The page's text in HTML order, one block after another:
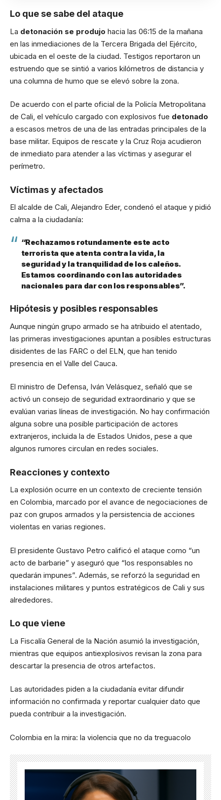
Lo que se sabe del ataque
La detonación se produjo hacia las 06:15 de la mañana
en las inmediaciones de la Tercera Brigada del Ejército,
ubicada en el oeste de la ciudad. Testigos reportaron un
estruendo que se sintió a varios kilómetros de distancia y
una columna de humo que se elevó sobre la zona.
De acuerdo con el parte oficial de la Policía Metropolitana
de Cali, el vehículo cargado con explosivos fue detonado
a escasos metros de una de las entradas principales de la
base militar. Equipos de rescate y la Cruz Roja acudieron
de inmediato para atender a las víctimas y asegurar el
perímetro.
Víctimas y afectados
El alcalde de Cali, Alejandro Eder, condenó el ataque y pidió
calma a la ciudadanía:
“Rechazamos rotundamente este acto
terrorista que atenta contra la vida, la
seguridad y la tranquilidad de los caleños.
Estamos coordinando con las autoridades
nacionales para dar con los responsables”.
Hipótesis y posibles responsables
Aunque ningún grupo armado se ha atribuido el atentado,
las primeras investigaciones apuntan a posibles estructuras
disidentes de las FARC o del ELN, que han tenido
presencia en el Valle del Cauca.
El ministro de Defensa, Iván Velásquez, señaló que se
activó un consejo de seguridad extraordinario y que se
evalúan varias líneas de investigación. No hay confirmación
alguna sobre una posible participación de actores
extranjeros, incluida la de Estados Unidos, pese a que
algunos rumores circulan en redes sociales.
Reacciones y contexto
La explosión ocurre en un contexto de creciente tensión
en Colombia, marcado por el avance de negociaciones de
paz con grupos armados y la persistencia de acciones
violentas en varias regiones.
El presidente Gustavo Petro calificó el ataque como “un
acto de barbarie” y aseguró que “los responsables no
quedarán impunes”. Además, se reforzó la seguridad en
instalaciones militares y puntos estratégicos de Cali y sus
alrededores.
Lo que viene
La Fiscalía General de la Nación asumió la investigación,
mientras que equipos antiexplosivos revisan la zona para
descartar la presencia de otros artefactos.
Las autoridades piden a la ciudadanía evitar difundir
información no confirmada y reportar cualquier dato que
pueda contribuir a la investigación.
Colombia en la mira: la violencia que no da treguacolo